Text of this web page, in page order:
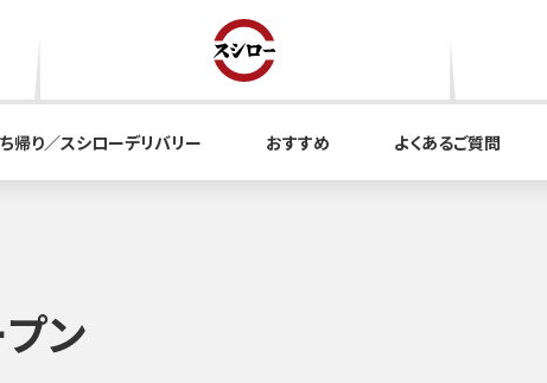
帰り／スシローデリバリー おすすめ よくあるご質問
ン